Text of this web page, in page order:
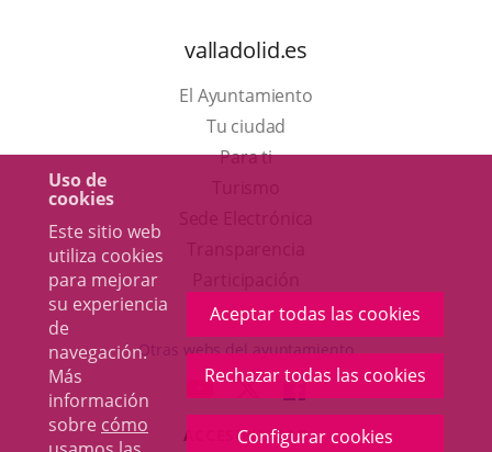
Uso de
cookies
Este sitio web
utiliza cookies
para mejorar
su experiencia
de
navegación.
Más
información
sobre cómo
Aceptar todas las cookies
Rechazar todas las cookies
Configurar cookies
valladolid.es
El Ayuntamiento
Tu ciudad
Para ti
en
una
ventana
nueva.
aplicación
externa.
Otras webs del ayuntamiento
ENLACE
A
UNA
ENLACE
A
UNA
ENLACE
A
UNA
ACCESIBILIDAD